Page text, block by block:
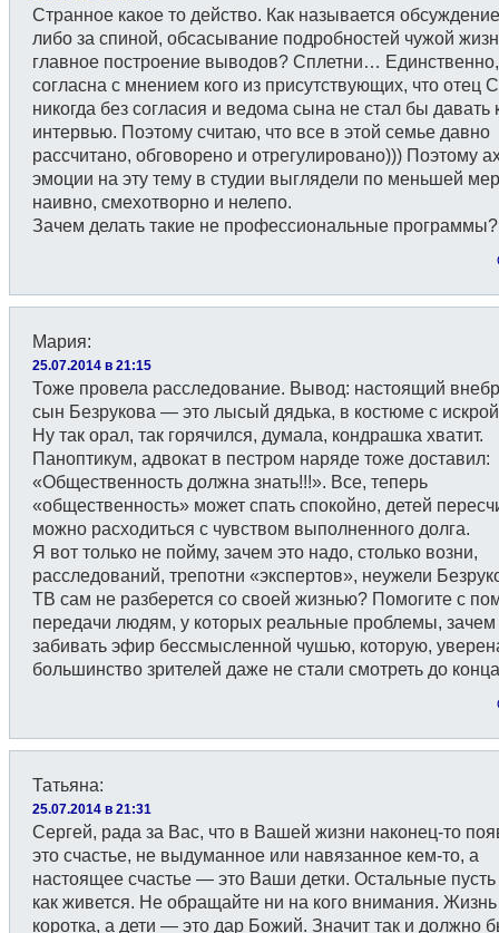
Странное какое то действо. Как называется
либо за спиной, обсасывание подробностей чужой
главное построение выводов? Сплетни… Единственно,
согласна с мнением кого из присутствующих, что отец
никогда без согласия и ведома сына не стал бы давать
интервью. Поэтому считаю, что все в этой семье давно
рассчитано, обговорено и отрегулировано))) Поэтому
эмоции на эту тему в студии выглядели по меньшей
наивно, смехотворно и нелепо.
Зачем делать такие не профессиональные программы?
Мария:
25.07.2014 в 21:15
Тоже провела расследование. Вывод: настоящий
сын Безрукова — это лысый дядька, в костюме с
Ну так орал, так горячился, думала, кондрашка хватит.
Паноптикум, адвокат в пестром наряде тоже доставил:
«Общественность должна знать!!!». Все, теперь
«общественность» может спать спокойно, детей
можно расходиться с чувством выполненного долга.
Я вот только не пойму, зачем это надо, столько возни,
расследований, трепотни «экспертов», неужели
ТВ сам не разберется со своей жизнью? Помогите с
передачи людям, у которых реальные проблемы, зачем
забивать эфир бессмысленной чушью, которую,
большинство зрителей даже не стали смотреть до
Татьяна:
25.07.2014 в 21:31
Сергей, рада за Вас, что в Вашей жизни наконец-то
это счастье, не выдуманное или навязанное кем-то, а
настоящее счастье — это Ваши детки. Остальные пусть
как живется. Не обращайте ни на кого внимания. Жизнь
коротка, а дети — это дар Божий. Значит так и должно